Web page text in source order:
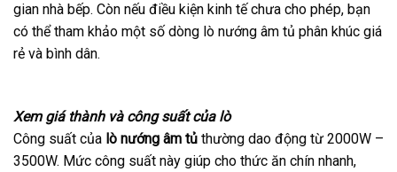
gian nhà bếp. Còn nếu điều kiện kinh tế chưa cho phép, bạn
có thể tham khảo một số dòng lò nướng âm tủ phân khúc giá
rẻ và bình dân.
Xem giá thành và công suất của lò
Công suất của lò nướng âm tủ thường dao động từ 2000W –
3500W. Mức công suất này giúp cho thức ăn chín nhanh,